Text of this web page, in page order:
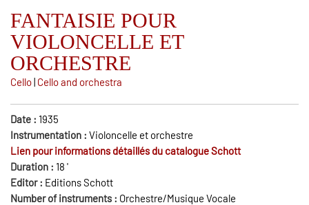
FANTAISIE POUR
VIOLONCELLE ET
ORCHESTRE
Cello| Cello and orchestra
Date : 1935
Instrumentation : Violoncelle et orchestre
Lien pour informations détaillés du catalogue Schott
Duration : 18 '
Editor : Editions Schott
Number of instruments : Orchestre/Musique Vocale